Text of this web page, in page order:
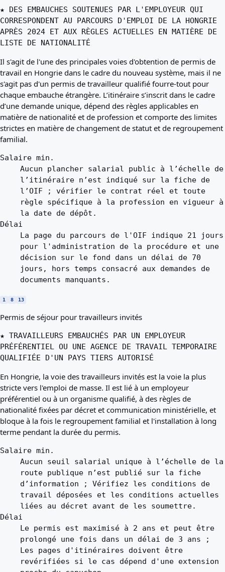
★ DES EMBAUCHES SOUTENUES PAR L'EMPLOYEUR QUI
CORRESPONDENT AU PARCOURS D'EMPLOI DE LA HONGRIE
APRÈS 2024 ET AUX RÈGLES ACTUELLES EN MATIÈRE DE
LISTE DE NATIONALITÉ
Il s'agit de l'une des principales voies d'obtention de permis de
travail en Hongrie dans le cadre du nouveau système, mais il ne
s'agit pas d'un permis de travailleur qualifié fourre-tout pour
chaque embauche étrangère. L’itinéraire s’inscrit dans le cadre
d’une demande unique, dépend des règles applicables en
matière de nationalité et de profession et comporte des limites
strictes en matière de changement de statut et de regroupement
familial.
Salaire min.
Aucun plancher salarial public à l’échelle de
l’itinéraire n’est indiqué sur la fiche de
l’OIF ; vérifier le contrat réel et toute
règle spécifique à la profession en vigueur à
la date de dépôt.
Délai
La page du parcours de l'OIF indique 21 jours
pour l'administration de la procédure et une
décision sur le fond dans un délai de 70
jours, hors temps consacré aux demandes de
documents manquants.
1 8 13
Permis de séjour pour travailleurs invités
★ TRAVAILLEURS EMBAUCHÉS PAR UN EMPLOYEUR
PRÉFÉRENTIEL OU UNE AGENCE DE TRAVAIL TEMPORAIRE
QUALIFIÉE D'UN PAYS TIERS AUTORISÉ
En Hongrie, la voie des travailleurs invités est la voie la plus
stricte vers l'emploi de masse. Il est lié à un employeur
préférentiel ou à un organisme qualifié, à des règles de
nationalité fixées par décret et communication ministérielle, et
bloque à la fois le regroupement familial et l'installation à long
terme pendant la durée du permis.
Salaire min.
Aucun seuil salarial unique à l’échelle de la
route publique n’est publié sur la fiche
d’information ; Vérifiez les conditions de
travail déposées et les conditions actuelles
liées au décret avant de les soumettre.
Délai
Le permis est maximisé à 2 ans et peut être
prolongé une fois dans un délai de 3 ans ;
Les pages d'itinéraires doivent être
revérifiées si le cas dépend d'une extension